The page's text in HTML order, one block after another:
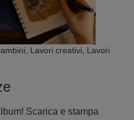
Lavori creativi, Lavori
Scarica e stampa